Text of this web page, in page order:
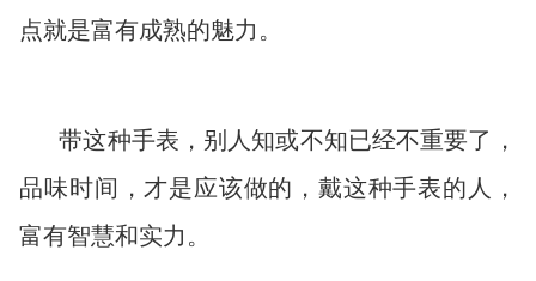
点就是富有成熟的魅力。
带这种手表，别人知或不知已经不重要了，
品味时间，才是应该做的，戴这种手表的人，
富有智慧和实力。